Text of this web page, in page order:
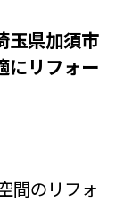
玉県加須市
にリフォー
間のリフォ